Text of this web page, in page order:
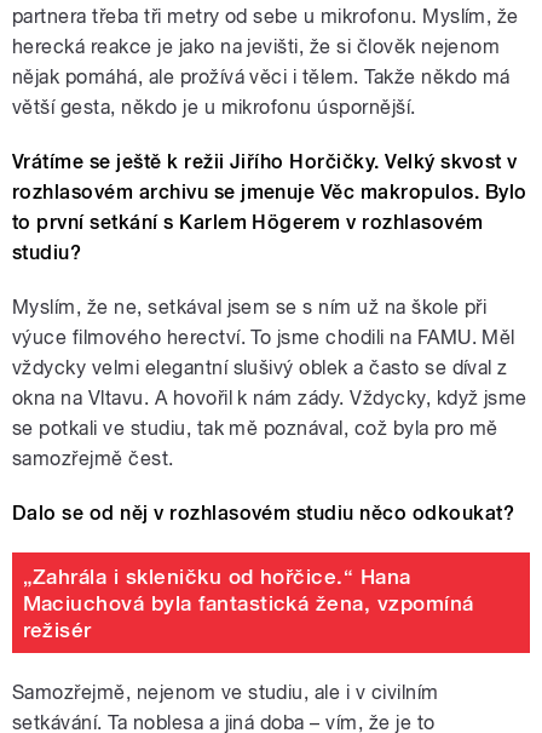
partnera třeba tři metry od sebe u mikrofonu. Myslím, že
herecká reakce je jako na jevišti, že si člověk nejenom
nějak pomáhá, ale prožívávěci i tělem. Takže někdo má
větší gesta, někdo je u mikrofonu úspornější.
Vrátíme se ještě k režii Jiřího Horčičky. Velký skvost v
rozhlasovém archivu se jmenuje Věc makropulos. Bylo
to první setkání s Karlem Högerem v rozhlasovém
studiu?
Myslím, že ne, setkával jsem se s ním už na škole při
výuce filmového herectví. To jsme chodili na FAMU. Měl
vždycky velmi elegantní slušivý oblek a často se díval z
okna na Vltavu. A hovořil k nám zády. Vždycky, když jsme
se potkali ve studiu, tak mě poznával, což byla pro mě
samozřejmě čest.
Dalo se od něj v rozhlasovém studiu něco odkoukat?
„Zahrála i skleničku od hořčice.“ Hana
Maciuchová byla fantastická žena, vzpomíná
režisér
Samozřejmě, nejenom ve studiu, ale i v civilním
setkávání. Ta noblesa a jiná doba – vím, že je to